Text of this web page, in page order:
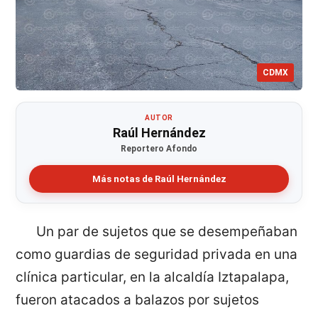
CDMX
AUTOR
Raúl Hernández
Reportero Afondo
Más notas de Raúl Hernández
Un par de sujetos que se desempeñaban
como guardias de seguridad privada en una
clínica particular, en la alcaldía Iztapalapa,
fueron atacados a balazos por sujetos